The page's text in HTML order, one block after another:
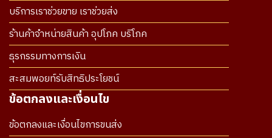
บริการเราช่วยขาย เราช่วยส่ง
ร้านค้าจำหน่ายสินค้า อุปโภค บริโภค
ธุรกรรมทางการเงิน
สะสมพอยท์รับสิทธิประโยชน์
ข้อตกลงและเงื่อนไข
ข้อตกลงและเงื่อนไขการขนส่ง